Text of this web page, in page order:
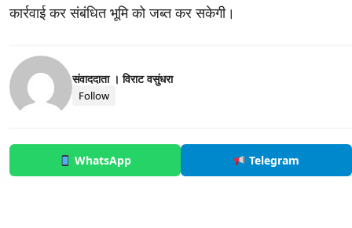
कार्रवाई कर संबंधित भूमि को जब्त कर सकेगी।
संवाददाता । विराट वसुंधरा
Follow
WhatsApp Telegram